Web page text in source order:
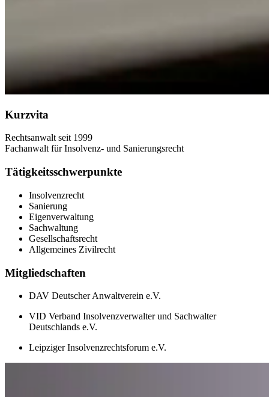
Kurzvita
Rechtsanwalt seit 1999
Fachanwalt für Insolvenz- und Sanierungsrecht
Tätigkeitsschwerpunkte
Insolvenzrecht
Sanierung
Eigenverwaltung
Sachwaltung
Gesellschaftsrecht
Allgemeines Zivilrecht
Mitgliedschaften
DAV Deutscher Anwaltverein e.V.
VID Verband Insolvenzverwalter und Sachwalter
Deutschlands e.V.
Leipziger Insolvenzrechtsforum e.V.